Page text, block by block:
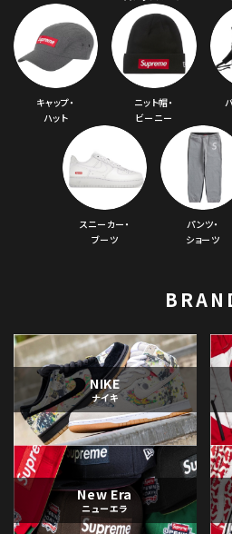
キャップ・
ハット
ニット帽・
ビーニー
スニーカー・
ブーツ
パンツ・
ショーツ
NIKE
ナイキ
New Era
ニューエラ